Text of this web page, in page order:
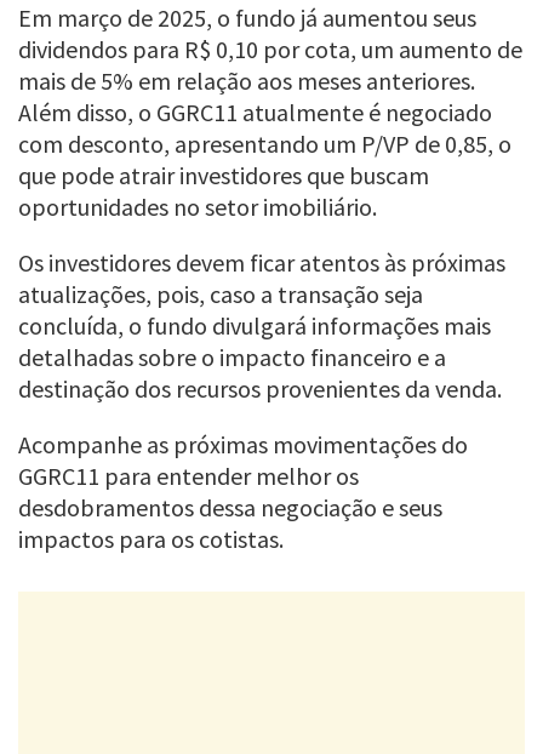
Em março de 2025, o fundo já aumentou seus
dividendos para R$ 0,10 por cota, um aumento de
mais de 5% em relação aos meses anteriores.
Além disso, o GGRC11 atualmente é negociado
com desconto, apresentando um P/VP de 0,85, o
que pode atrair investidores que buscam
oportunidades no setor imobiliário.
Os investidores devem ficar atentos às próximas
atualizações, pois, caso a transação seja
concluída, o fundo divulgará informações mais
detalhadas sobre o impacto financeiro e a
destinação dos recursos provenientes da venda.
Acompanhe as próximas movimentações do
GGRC11 para entender melhor os
desdobramentos dessa negociação e seus
impactos para os cotistas.